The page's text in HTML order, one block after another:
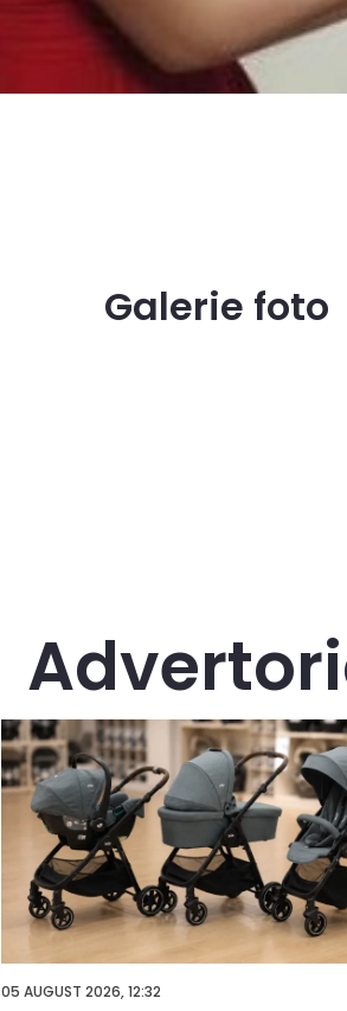
Galerie foto
05 AUGUST 2026, 12:32